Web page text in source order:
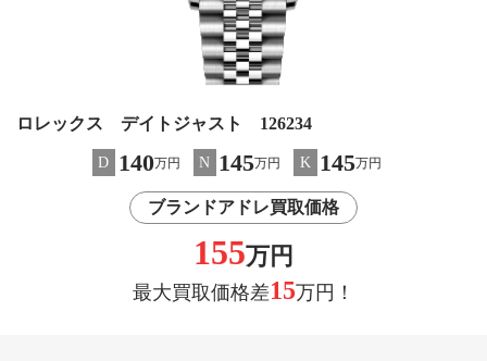
ロレックス デイトジャスト 126234
D 140万円 N 145万円 K 145万円
ブランドアドレ買取価格
155万円
最大買取価格差15万円！